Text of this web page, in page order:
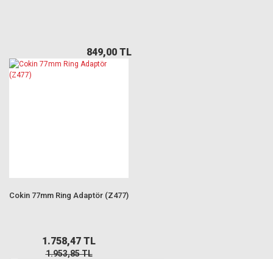
849,00 TL
Cokin 77mm Ring Adaptör (Z477)
1.758,47 TL
1.953,85 TL